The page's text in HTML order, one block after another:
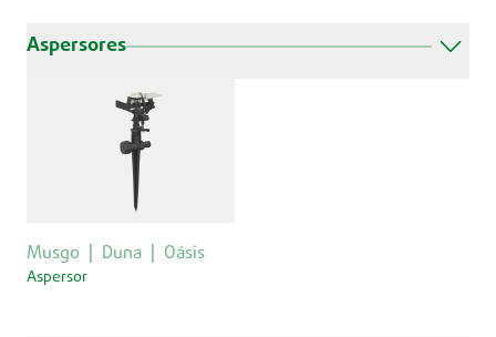
Aspersores
Musgo Duna Oásis
Aspersor